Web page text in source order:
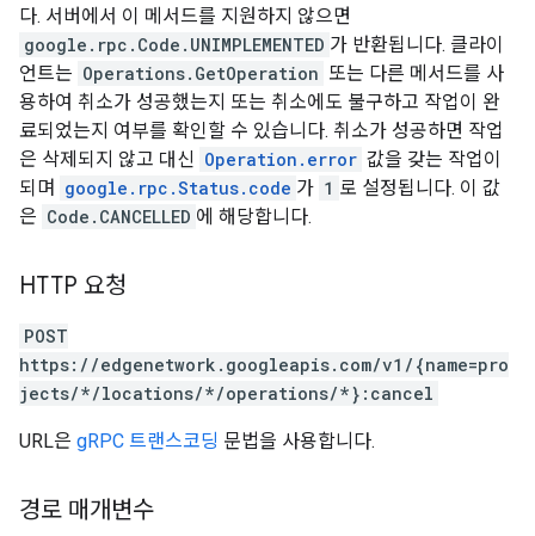
다. 서버에서 이 메서드를 지원하지 않으면
google.rpc.Code.UNIMPLEMENTED 가 반환됩니다. 클라이
언트는 Operations.GetOperation 또는 다른 메서드를 사
용하여 취소가 성공했는지 또는 취소에도 불구하고 작업이 완
료되었는지 여부를 확인할 수 있습니다. 취소가 성공하면 작업
은 삭제되지 않고 대신 Operation.error 값을 갖는 작업이
되며
google.rpc.Status.code 가 1 로 설정됩니다. 이 값
은 Code.CANCELLED 에 해당합니다.
HTTP 요청
POST
https://edgenetwork.googleapis.com/v1/{name=pro
jects/*/locations/*/operations/*}:cancel
URL은 gRPC 트랜스코딩 문법을 사용합니다.
경로 매개변수